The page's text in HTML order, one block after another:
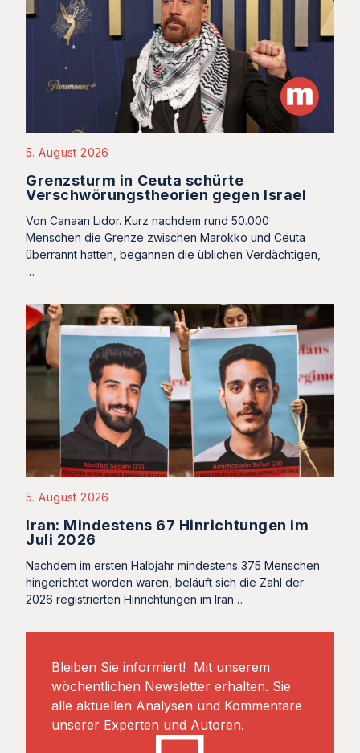
5. August 2026
Grenzsturm in Ceuta schürte
Verschwörungstheorien gegen Israel
Von Canaan Lidor. Kurz nachdem rund 50.000
Menschen die Grenze zwischen Marokko und Ceuta
überrannt hatten, begannen die üblichen Verdächtigen,
…
5. August 2026
Iran: Mindestens 67 Hinrichtungen im
Juli 2026
Nachdem im ersten Halbjahr mindestens 375 Menschen
hingerichtet worden waren, beläuft sich die Zahl der
2026 registrierten Hinrichtungen im Iran…
Bleiben Sie informiert! Mit unserem
wöchentlichen Newsletter erhalten. Sie
alle aktuellen Analysen und Kommentare
unserer Experten und Autoren.